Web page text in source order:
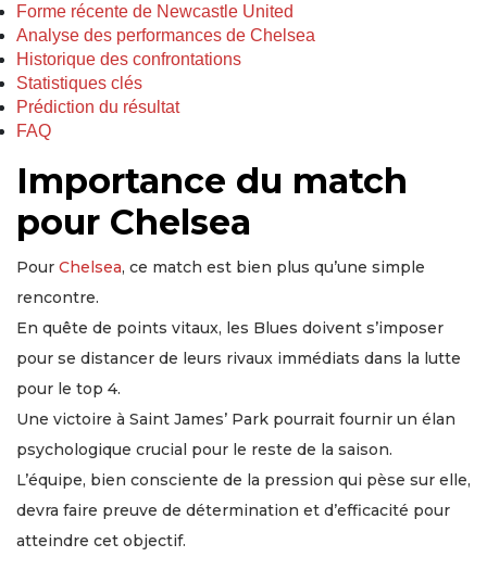
Forme récente de Newcastle United
Analyse des performances de Chelsea
Historique des confrontations
Statistiques clés
Prédiction du résultat
FAQ
Importance du match
pour Chelsea
Pour Chelsea, ce match est bien plus qu’une simple
rencontre.
En quête de points vitaux, les Blues doivent s’imposer
pour se distancer de leurs rivaux immédiats dans la lutte
pour le top 4.
Une victoire à Saint James’ Park pourrait fournir un élan
psychologique crucial pour le reste de la saison.
L’équipe, bien consciente de la pression qui pèse sur elle,
devra faire preuve de détermination et d’efficacité pour
atteindre cet objectif.